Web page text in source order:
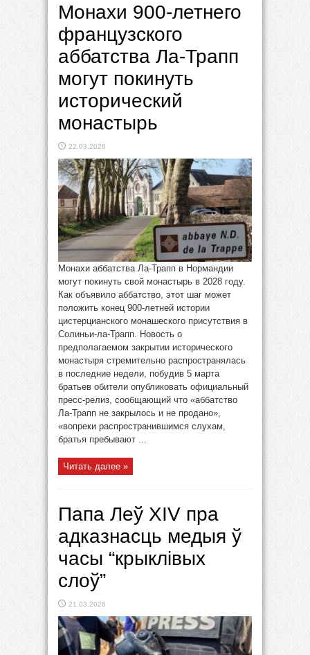
Монахи 900-летнего
французского
аббатства Ла-Трапп
могут покинуть
исторический
монастырь
22.03.2026
Монахи аббатства Ла-Трапп в Нормандии
могут покинуть свой монастырь в 2028 году.
Как объявило аббатство, этот шаг может
положить конец 900-летней истории
цистерцианского монашеского присутствия в
Солиньи-ла-Трапп. Новость о
предполагаемом закрытии исторического
монастыря стремительно распространялась
в последние недели, побудив 5 марта
братьев обители опубликовать официальный
пресс-релиз, сообщающий что «аббатство
Ла-Трапп не закрылось и не продано»,
«вопреки распространившимся слухам,
братья пребывают ...
Читать далее »
Папа Леў XIV пра
адказнасць медыя ў
часы “крыклівых
слоў”
21.03.2026